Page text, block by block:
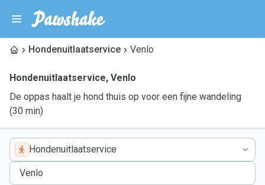
Hondenuitlaatservice Venlo
Hondenuitlaatservice, Venlo
De oppas haalt je hond thuis op voor een fijne wandeling
(30 min)
Hondenuitlaatservice